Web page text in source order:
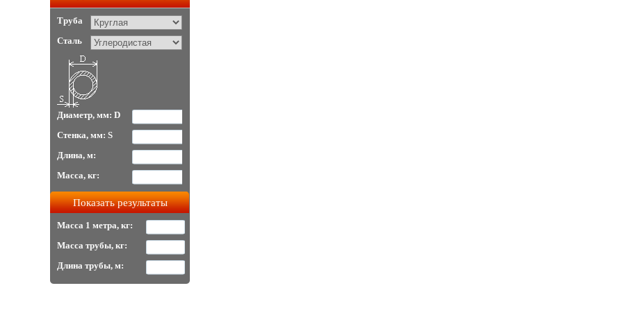
Труба
Сталь
Диаметр, мм: D
Стенка, мм: S
Длина, м:
Масса, кг:
Масса 1 метра, кг:
Масса трубы, кг:
Длина трубы, м: